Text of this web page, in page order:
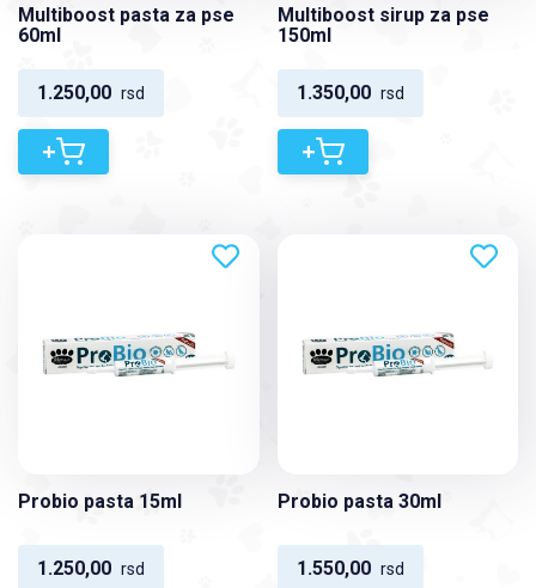
Multiboost pasta za pse
60ml
1.250,00 rsd
+
Multiboost sirup za pse
150ml
1.350,00 rsd
+
Probio pasta 15ml
1.250,00 rsd
Probio pasta 30ml
1.550,00 rsd